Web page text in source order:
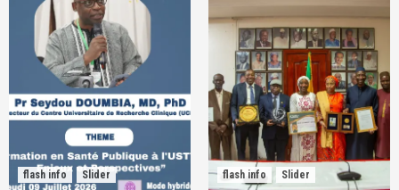
flash info Slider flash info Slider